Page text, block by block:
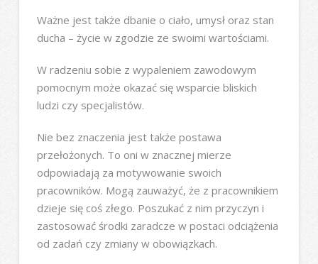
Ważne jest także dbanie o ciało, umysł oraz stan
ducha – życie w zgodzie ze swoimi wartościami.
W radzeniu sobie z wypaleniem zawodowym
pomocnym może okazać się wsparcie bliskich
ludzi czy specjalistów.
Nie bez znaczenia jest także postawa
przełożonych. To oni w znacznej mierze
odpowiadają za motywowanie swoich
pracowników. Mogą zauważyć, że z pracownikiem
dzieje się coś złego. Poszukać z nim przyczyn i
zastosować środki zaradcze w postaci odciążenia
od zadań czy zmiany w obowiązkach.